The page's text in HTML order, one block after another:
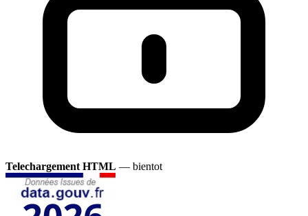
Telechargement HTML — bientot